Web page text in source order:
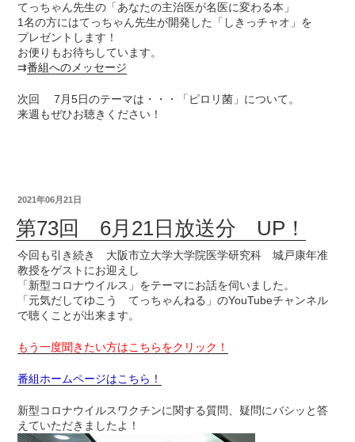
てっちゃん先生の「あなたの主治医が名医に変わる本」
1名の方にはてっちゃん先生が開発した「しきっチャオ」を
プレゼントします！
お便りもお待ちしています。
⇉番組へのメッセージ
次回 7月5日のテーマは・・・「ピロリ菌」について。
来週もぜひお聴きください！
2021年06月21日
第73回 6月21日放送分 UP！
今回も引き続き 大阪市立大学大学院医学研究科 城戸康年准
教授をゲストにお迎えし
「新型コロナウイルス」をテーマにお話を伺いました。
「元気だしてゆこう てっちゃんねる」のYouTubeチャンネル
で聴くことが出来ます。
もう一度聞きたい方はこちらをクリック！
番組ホームページはこちら！
新型コロナウイルスワクチンに関する質問、疑問にバシッと答
えていただきましたよ！